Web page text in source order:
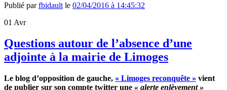
Publié parfbidault le 02/04/2016 à 14:45:32
01 Avr
Questions autour de l’absence d’une
adjointe à la mairie de Limoges
Le blog d’opposition de gauche, « Limoges reconquête » vient
de publier sur son compte twitter une « alerte enlèvement »